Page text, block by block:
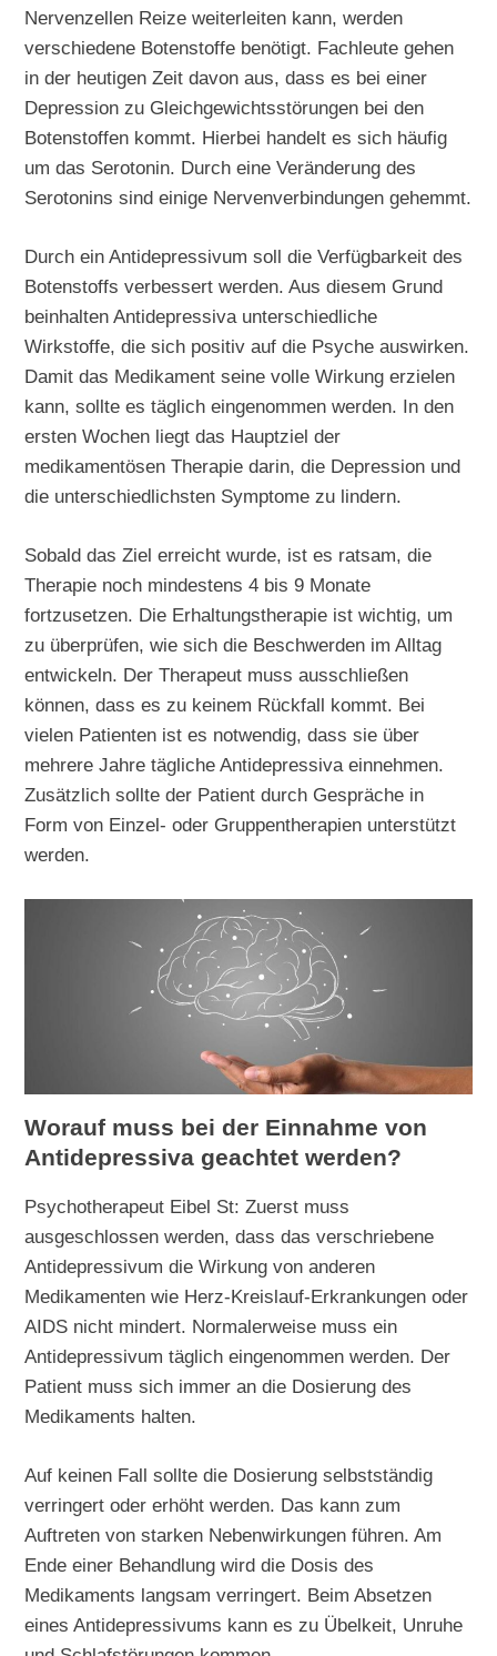
Nervenzellen Reize weiterleiten kann, werden
verschiedene Botenstoffe benötigt. Fachleute gehen
in der heutigen Zeit davon aus, dass es bei einer
Depression zu Gleichgewichtsstörungen bei den
Botenstoffen kommt. Hierbei handelt es sich häufig
um das Serotonin. Durch eine Veränderung des
Serotonins sind einige Nervenverbindungen gehemmt.
Durch ein Antidepressivum soll die Verfügbarkeit des
Botenstoffs verbessert werden. Aus diesem Grund
beinhalten Antidepressiva unterschiedliche
Wirkstoffe, die sich positiv auf die Psyche auswirken.
Damit das Medikament seine volle Wirkung erzielen
kann, sollte es täglich eingenommen werden. In den
ersten Wochen liegt das Hauptziel der
medikamentösen Therapie darin, die Depression und
die unterschiedlichsten Symptome zu lindern.
Sobald das Ziel erreicht wurde, ist es ratsam, die
Therapie noch mindestens 4 bis 9 Monate
fortzusetzen. Die Erhaltungstherapie ist wichtig, um
zu überprüfen, wie sich die Beschwerden im Alltag
entwickeln. Der Therapeut muss ausschließen
können, dass es zu keinem Rückfall kommt. Bei
vielen Patienten ist es notwendig, dass sie über
mehrere Jahre tägliche Antidepressiva einnehmen.
Zusätzlich sollte der Patient durch Gespräche in
Form von Einzel- oder Gruppentherapien unterstützt
werden.
Worauf muss bei der Einnahme von
Antidepressiva geachtet werden?
Psychotherapeut Eibel St: Zuerst muss
ausgeschlossen werden, dass das verschriebene
Antidepressivum die Wirkung von anderen
Medikamenten wie Herz-Kreislauf-Erkrankungen oder
AIDS nicht mindert. Normalerweise muss ein
Antidepressivum täglich eingenommen werden. Der
Patient muss sich immer an die Dosierung des
Medikaments halten.
Auf keinen Fall sollte die Dosierung selbstständig
verringert oder erhöht werden. Das kann zum
Auftreten von starken Nebenwirkungen führen. Am
Ende einer Behandlung wird die Dosis des
Medikaments langsam verringert. Beim Absetzen
eines Antidepressivums kann es zu Übelkeit, Unruhe